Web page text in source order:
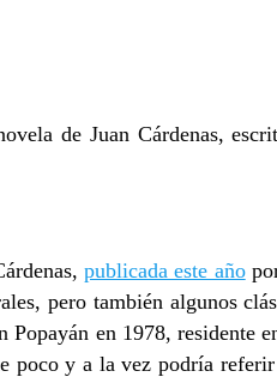
de Juan Cárdenas,
publicada este año
pero también algunos
en 1978, residente
poco y a la vez podría